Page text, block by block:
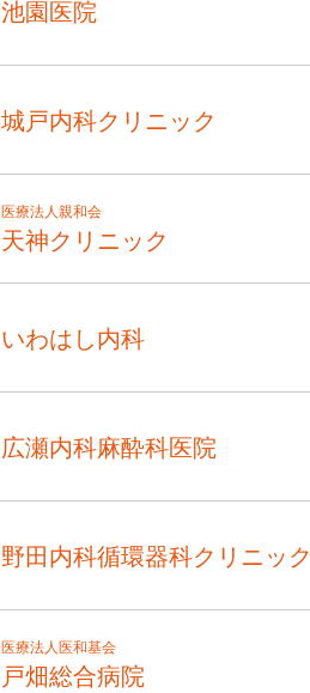
池園医院
城戸内科クリニック
医療法人親和会
天神クリニック
いわはし内科
広瀬内科麻酔科医院
野田内科循環器科クリニック
医療法人医和基会
戸畑総合病院